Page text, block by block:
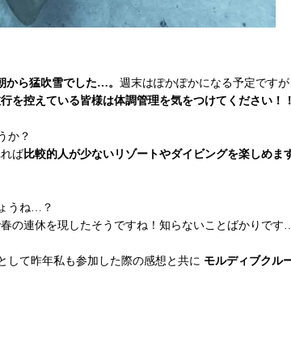
から猛吹雪でした…。 週末はぽかぽかになる予定です
を控えている皆様は体調管理を気をつけてください！
か？
ば比較的人が少ないリゾートやダイビングを楽しめま
うね…？
の連休を現したそうですね！知らないことばかりです
して昨年私も参加した際の感想と共に モルディブクル